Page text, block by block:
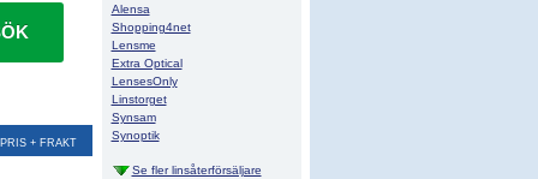
PRIS + FRAKT
Alensa
Shopping4net
Lensme
Extra Optical
LensesOnly
Linstorget
Synsam
Synoptik
Se fler linsåterförsäljare